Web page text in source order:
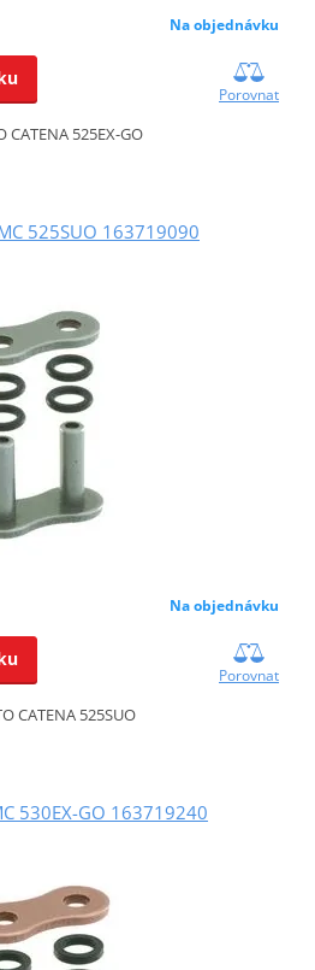
Na objednávku
Porovnat
CATENA 525EX-GO
525SUO 163719090
Na objednávku
Porovnat
CATENA 525SUO
530EX-GO 163719240